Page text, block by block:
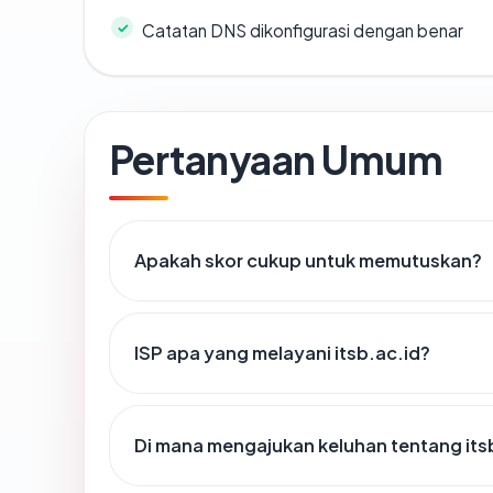
Catatan DNS dikonfigurasi dengan benar
Pertanyaan Umum
Apakah skor cukup untuk memutuskan?
ISP apa yang melayani itsb.ac.id?
Di mana mengajukan keluhan tentang